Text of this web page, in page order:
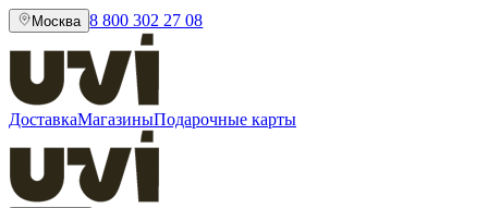
Москва 8 800 302 27 08
ДоставкаМагазиныПодарочные карты